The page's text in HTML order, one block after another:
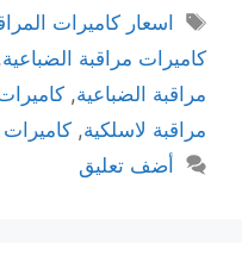
اسعار كاميرات
كاميرات مراقبة الضباعية,
مراقبة الضباعية,
مراقبة لاسلكية, كاميرات
أضف تعليق